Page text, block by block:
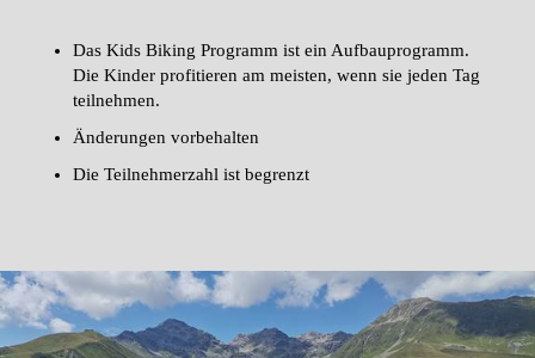
Das Kids Biking Programm ist ein Aufbauprogramm.
Die Kinder profitieren am meisten, wenn sie jeden Tag
teilnehmen.
Änderungen vorbehalten
Die Teilnehmerzahl ist begrenzt